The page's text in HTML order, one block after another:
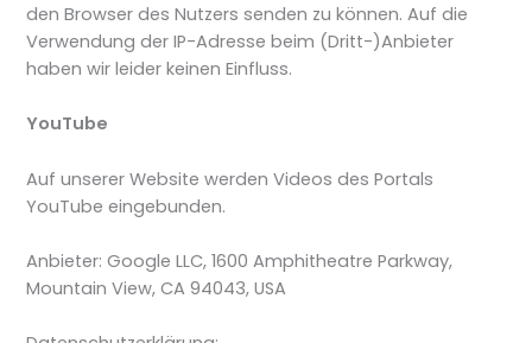
den Browser des Nutzers senden zu können. Auf die
Verwendung der IP-Adresse beim (Dritt-)Anbieter
haben wir leider keinen Einfluss.
YouTube
Auf unserer Website werden Videos des Portals
YouTube eingebunden.
Anbieter: Google LLC, 1600 Amphitheatre Parkway,
Mountain View, CA 94043, USA